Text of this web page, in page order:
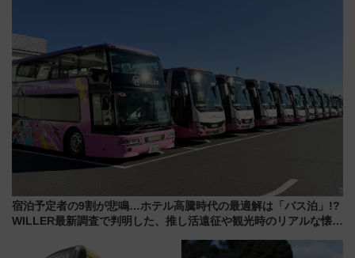
宿泊予定者の9割が悲鳴…ホテル高騰時代の最適解は「バス泊」!?
WILLER最新調査で判明した、推し活遠征や観光時のリアルな懐事